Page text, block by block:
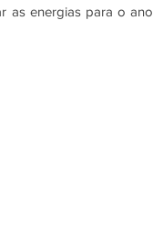
as energias para o ano